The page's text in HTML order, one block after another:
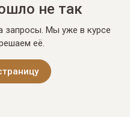
не так
запросы. Мы уже в курсе
её.